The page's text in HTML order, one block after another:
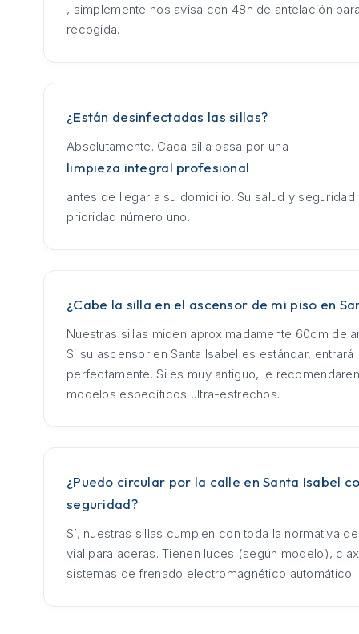
, simplemente nos avisa con 48h de antelación
recogida.
¿Están desinfectadas las sillas?
Absolutamente. Cada silla pasa por una
limpieza integral profesional
antes de llegar a su domicilio. Su salud y seguridad
prioridad número uno.
¿Cabe la silla en el ascensor de mi piso en
Nuestras sillas miden aproximadamente 60cm de
Si su ascensor en Santa Isabel es estándar, entrará
perfectamente. Si es muy antiguo, le
modelos específicos ultra-estrechos.
¿Puedo circular por la calle en Santa Isabel
seguridad?
Sí, nuestras sillas cumplen con toda la normativa
vial para aceras. Tienen luces (según modelo),
sistemas de frenado electromagnético automático.